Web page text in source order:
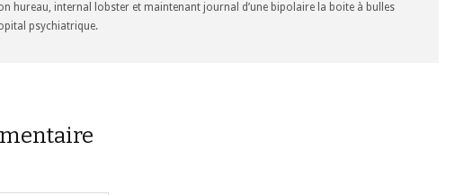
hureau, internal lobster et maintenant journal d’une bipolaire la boite à bulles
psychiatrique.